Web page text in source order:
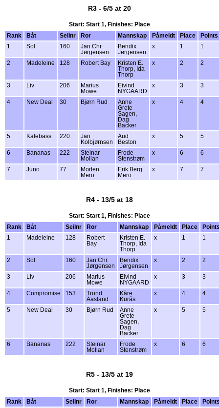
R3 - 6/5 at 20
Start: Start 1, Finishes: Place
Rank
Båt Seilnr Ror Mannskap Påmeldt Place
Points
1
Sol 160
Jan Chr.
Jørgensen
Bendix
Jørgensen
x 1 1
2 Madeleine 128 Robert Bay
Kristen E.
Thorp, Ida
Thorp
x 2 2
3 Liv 206
Marius
Mowe
Eivind
NYGAARD
x 3 3
4 New Deal 30 Bjørn Rud
Anne
Grete
Sagen,
Dag
Backer
x 4 4
5 Kalebass 220
Jan
Kolbjørnsen
Aud
Beston
x 5 5
6 Bananas 222
Steinar
Mollan
Frode
Stenstrøm
x 6 6
7 Juno 77
Morten
Mero
Erik Berg
Mero
x 7 7
R4 - 13/5 at 18
Start: Start 1, Finishes: Place
Rank
Båt Seilnr Ror Mannskap Påmeldt Place
1
Madeleine 128
Robert
Bay
Kristen E.
Thorp, Ida
Thorp
x 1 1
2 Sol 160
Jan Chr.
Jørgensen
Bendix
Jørgensen
x 2 2
3 Liv 206
Marius
Mowe
Eivind
NYGAARD
x 3 3
4 Compromise 153
Trond
Aasland
Kåre
Kurås
x 4 4
5 New Deal 30 Bjørn Rud
Anne
Grete
Sagen,
Dag
Backer
x 5 5
6 Bananas 222
Steinar
Mollan
Frode
Stenstrøm
x 6 6
R5 - 13/5 at 19
Start: Start 1, Finishes: Place
Rank
Båt Seilnr Ror Mannskap Påmeldt Place